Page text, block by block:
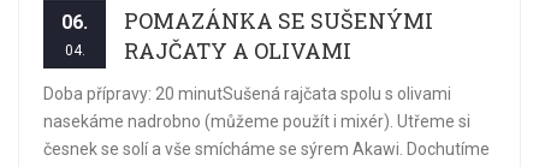
06.
04.
POMAZÁNKA SE SUŠENÝMI
RAJČATY A OLIVAMI
Doba přípravy: 20 minutSušená rajčata spolu s olivami
nasekáme nadrobno (můžeme použít i mixér). Utřeme si
česnek se solí a vše smícháme se sýrem Akawi. Dochutíme